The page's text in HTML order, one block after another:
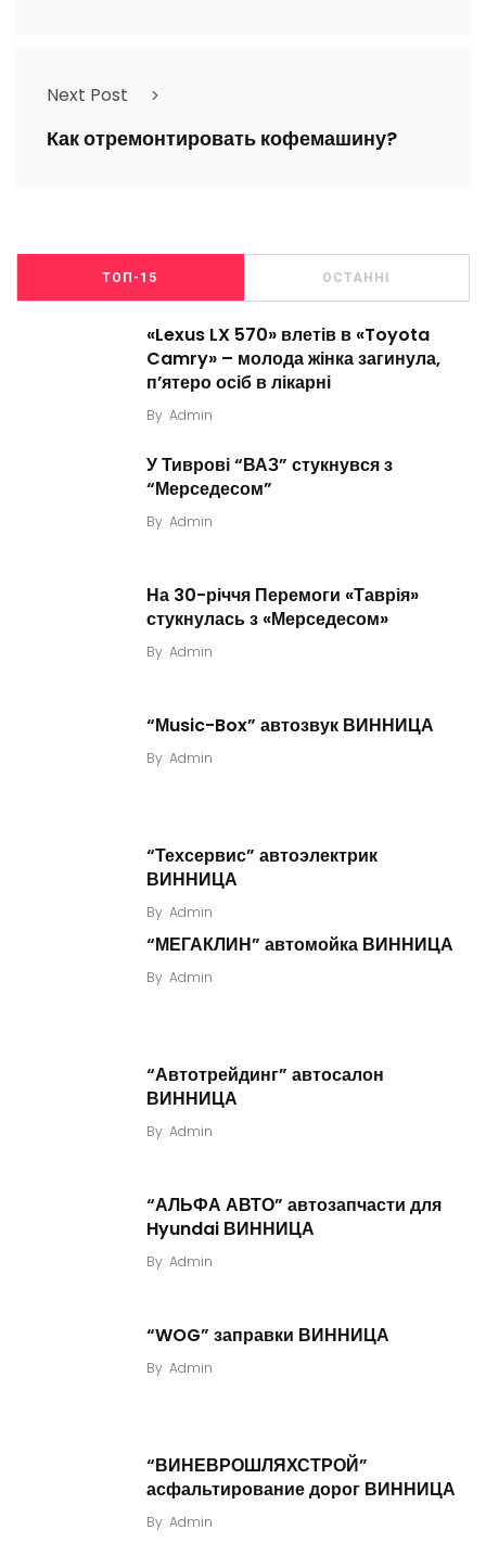
Next Post
Как отремонтировать кофемашину?
ТОП-15 ОСТАННІ
«Lexus LX 570» влетів в «Toyota
Camry» – молода жінка загинула,
п’ятеро осіб в лікарні
By Admin
У Тиврові “ВАЗ” стукнувся з
“Мерседесом”
By Admin
На 30-річчя Перемоги «Таврія»
стукнулась з «Мерседесом»
By Admin
“Мusic-Box” автозвук ВИННИЦА
By Admin
“Техсервис” автоэлектрик
ВИННИЦА
By Admin
“МЕГАКЛИН” автомойка ВИННИЦА
By Admin
“Автотрейдинг” автосалон
ВИННИЦА
By Admin
“АЛЬФА АВТО” автозапчасти для
Hyundai ВИННИЦА
By Admin
“WOG” заправки ВИННИЦА
By Admin
“ВИНЕВРОШЛЯХСТРОЙ”
асфальтирование дорог ВИННИЦА
By Admin